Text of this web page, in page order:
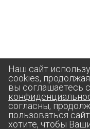
Наш сайт
cookies,
вы соглашаетесь с
согласны,
пользоваться
хотите, чтобы